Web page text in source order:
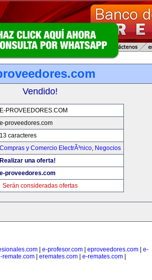
Vendido!
E-PROVEEDORES.COM
e-proveedores.com
13 caracteres
Compras y Comercio ElectrÃ³nico, Negocios
Realizar una oferta!
e-proveedores.com
Serán consideradas ofertas
e-profesor.com eproveedores.com
e-
remate.com eremates.com e-remates.com